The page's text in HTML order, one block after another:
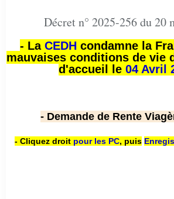
Décret n° 2025-256 du 20
- La CEDH condamne la
mauvaises conditions de vie
d'accueil le 04 Avril
- Demande de Rente
- Cliquez droit pour les PC, puis